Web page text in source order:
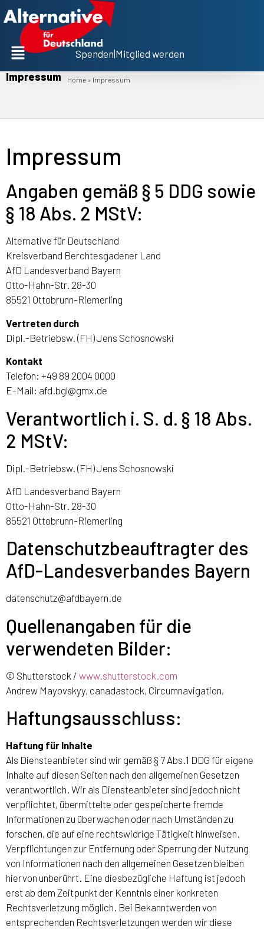
Spenden Mitglied werden
Impressum Home » Impressum
Impressum
Angaben gemäß § 5 DDG sowie
§ 18 Abs. 2 MStV:
Alternative für Deutschland
Kreisverband Berchtesgadener Land
AfD Landesverband Bayern
Otto-Hahn-Str. 28-30
85521 Ottobrunn-Riemerling
Vertreten durch
Dipl.-Betriebsw. (FH) Jens Schosnowski
Kontakt
Telefon: +49 89 2004 0000
E-Mail: afd.bgl@gmx.de
Verantwortlich i. S. d. § 18 Abs.
2 MStV:
Dipl.-Betriebsw. (FH) Jens Schosnowski
AfD Landesverband Bayern
Otto-Hahn-Str. 28-30
85521 Ottobrunn-Riemerling
Datenschutzbeauftragter des
AfD-Landesverbandes Bayern
datenschutz@afdbayern.de
Quellenangaben für die
verwendeten Bilder:
© Shutterstock / www.shutterstock.com
Andrew Mayovskyy, canadastock, Circumnavigation,
Haftungsausschluss:
Haftung für Inhalte
Als Diensteanbieter sind wir gemäß § 7 Abs.1 DDG für eigene
Inhalte auf diesen Seiten nach den allgemeinen Gesetzen
verantwortlich. Wir als Diensteanbieter sind jedoch nicht
verpflichtet, übermittelte oder gespeicherte fremde
Informationen zu überwachen oder nach Umständen zu
forschen, die auf eine rechtswidrige Tätigkeit hinweisen.
Verpflichtungen zur Entfernung oder Sperrung der Nutzung
von Informationen nach den allgemeinen Gesetzen bleiben
hiervon unberührt. Eine diesbezügliche Haftung ist jedoch
erst ab dem Zeitpunkt der Kenntnis einer konkreten
Rechtsverletzung möglich. Bei Bekanntwerden von
entsprechenden Rechtsverletzungen werden wir diese